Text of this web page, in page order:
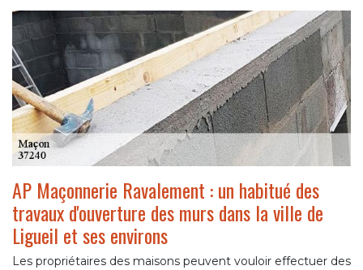
AP Maçonnerie Ravalement : un habitué des
travaux d'ouverture des murs dans la ville de
Ligueil et ses environs
Les propriétaires des maisons peuvent vouloir effectuer des